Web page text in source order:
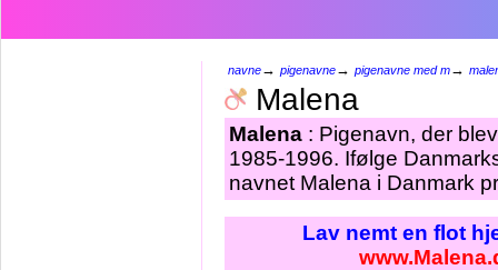
navne→ pigenavne→ pigenavne med m→
Malena
Malena : Pigenavn, der
1985-1996. Ifølge
navnet Malena i Danmark
Lav nemt en flot